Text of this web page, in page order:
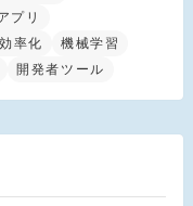
プリ
率化
機械学習
開発者ツール